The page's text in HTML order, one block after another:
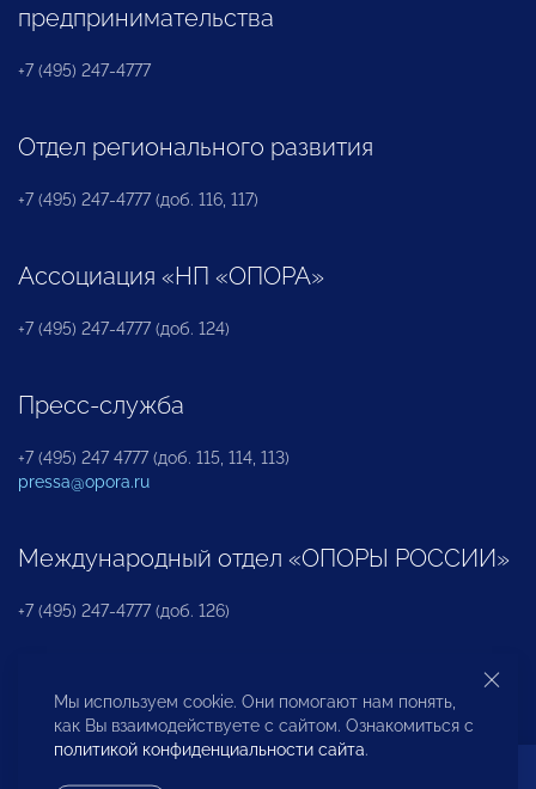
предпринимательства
+7 (495) 247-4777
Отдел регионального развития
+7 (495) 247-4777 (доб. 116, 117)
Ассоциация «НП «ОПОРА»
+7 (495) 247-4777 (доб. 124)
Пресс-служба
+7 (495) 247 4777 (доб. 115, 114, 113)
pressa@opora.ru
Международный отдел «ОПОРЫ РОССИИ»
+7 (495) 247-4777 (доб. 126)
Бюро по защите прав предпринимателей и
инвесторов
Мы используем cookie. Они помогают нам понять,
как Вы взаимодействуете с сайтом. Ознакомиться с
политикой конфиденциальности сайта.